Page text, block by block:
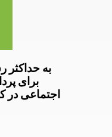
به
برای
اجتماعی در